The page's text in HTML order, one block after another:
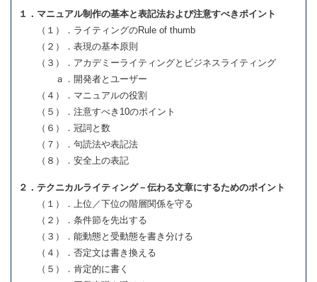
１．マニュアル制作の基本と表記法および注意すべきポイント
（１）．ライティングのRule of thumb
（２）．表現の基本原則
（３）．アカデミーライティングとビジネスライティング
ａ．開発者とユーザー
（４）．マニュアルの役割
（５）．注意すべき10のポイント
（６）．冠詞と数
（７）．句読法や表記法
（８）．安全上の表記
２．テクニカルライティング－伝わる文章にするためのポイント
（１）．上位／下位の階層関係を守る
（２）．条件節を先出する
（３）．能動態と受動態を書き分ける
（４）．否定文は書き換える
（５）．肯定的に書く